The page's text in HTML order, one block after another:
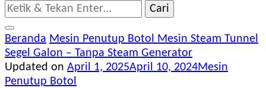
Mencari
Sesuatu?
Beranda Mesin Penutup Botol Mesin Steam Tunnel
Segel Galon – Tanpa Steam Generator
Updated on April 1, 2025April 10, 2024Mesin
Penutup Botol